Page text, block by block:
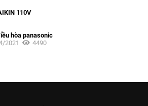
110V
hòa panasonic
2021
4490